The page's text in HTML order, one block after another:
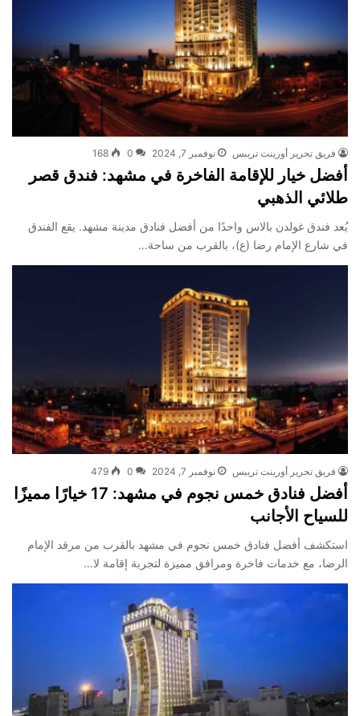
فريق تحرير أورينت تريبس نوفمبر 7, 2024 0
168
أفضل خيار للإقامة الفاخرة في مشهد: فندق قصر
طلائي الذهبي
يُعد فندق غولدن بالاس واحدًا من أفضل فنادق مدينة مشهد. يقع الفندق
في شارع الإمام رضا (ع)، بالقرب من ساحة…
فريق تحرير أورينت تريبس نوفمبر 7, 2024 0
479
أفضل فنادق خمس نجوم في مشهد: 17 خيارًا مميزًا
للسياح الأجانب
استكشف أفضل فنادق خمس نجوم في مشهد بالقرب من مرقد الإمام
الرضا، مع خدمات فاخرة ومرافق مميزة لتجربة إقامة لا…